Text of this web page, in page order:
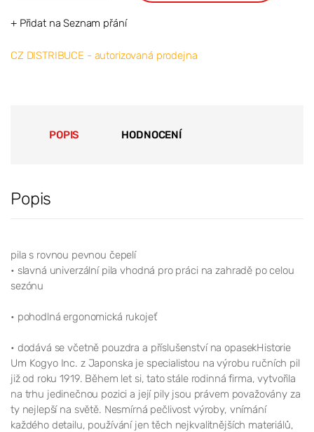
+ Přidat na Seznam přání
CZ DISTRIBUCE - autorizovaná prodejna
POPIS HODNOCENÍ
Popis
pila s rovnou pevnou čepelí
• slavná univerzální pila vhodná pro práci na zahradě po celou
sezónu
• pohodlná ergonomická rukojeť
• dodává se včetně pouzdra a příslušenství na opasekHistorie
Um Kogyo Inc. z Japonska je specialistou na výrobu ručních pil
již od roku 1919. Během let si, tato stále rodinná firma, vytvořila
na trhu jedinečnou pozici a její pily jsou právem považovány za
ty nejlepší na světě. Nesmírná pečlivost výroby, vnímání
každého detailu, používání jen těch nejkvalitnějších materiálů,